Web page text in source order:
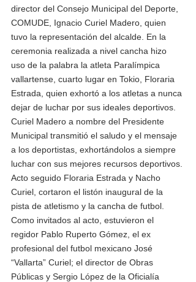
director del Consejo Municipal del Deporte,
COMUDE, Ignacio Curiel Madero, quien
tuvo la representación del alcalde. En la
ceremonia realizada a nivel cancha hizo
uso de la palabra la atleta Paralímpica
vallartense, cuarto lugar en Tokio, Floraria
Estrada, quien exhortó a los atletas a nunca
dejar de luchar por sus ideales deportivos.
Curiel Madero a nombre del Presidente
Municipal transmitió el saludo y el mensaje
a los deportistas, exhortándolos a siempre
luchar con sus mejores recursos deportivos.
Acto seguido Floraria Estrada y Nacho
Curiel, cortaron el listón inaugural de la
pista de atletismo y la cancha de futbol.
Como invitados al acto, estuvieron el
regidor Pablo Ruperto Gómez, el ex
profesional del futbol mexicano José
“Vallarta” Curiel; el director de Obras
Públicas y Sergio López de la Oficialía